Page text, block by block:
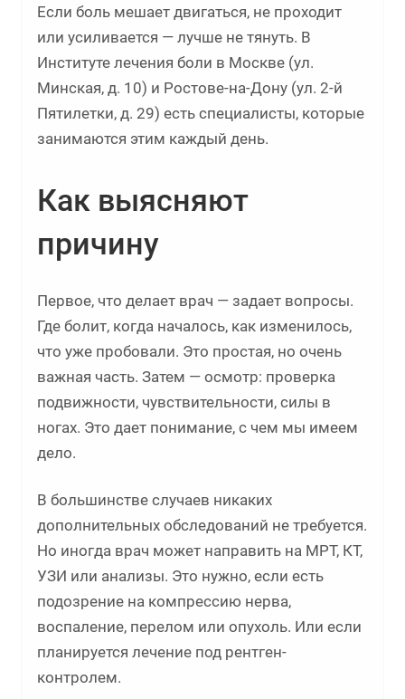
Если боль мешает двигаться, не проходит
или усиливается — лучше не тянуть. В
Институте лечения боли в Москве (ул.
Минская, д. 10) и Ростове-на-Дону (ул. 2-й
Пятилетки, д. 29) есть специалисты, которые
занимаются этим каждый день.
Как выясняют
причину
Первое, что делает врач — задает вопросы.
Где болит, когда началось, как изменилось,
что уже пробовали. Это простая, но очень
важная часть. Затем — осмотр: проверка
подвижности, чувствительности, силы в
ногах. Это дает понимание, с чем мы имеем
дело.
В большинстве случаев никаких
дополнительных обследований не требуется.
Но иногда врач может направить на МРТ, КТ,
УЗИ или анализы. Это нужно, если есть
подозрение на компрессию нерва,
воспаление, перелом или опухоль. Или если
планируется лечение под рентген-
контролем.